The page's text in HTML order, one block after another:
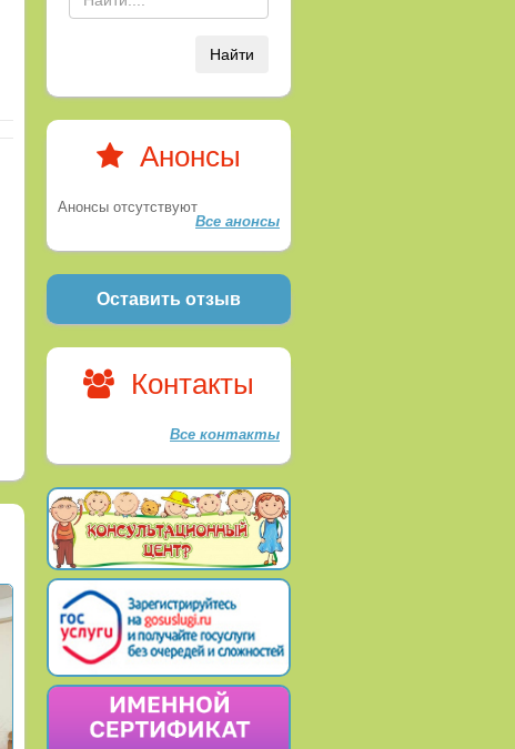
Найти
Анонсы
Анонсы отсутствуют
Все анонсы
Оставить отзыв
Контакты
Все контакты